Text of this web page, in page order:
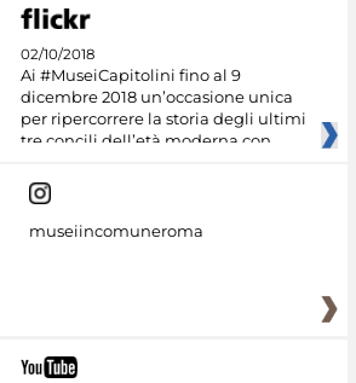
02/10/2018
Ai #MuseiCapitolini fino al 9
dicembre 2018 un’occasione unica
per ripercorrere la storia degli ultimi
tre concili dell’età moderna con
museiincomuneroma